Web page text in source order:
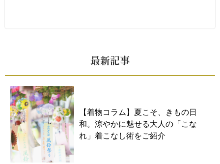
最新記事
【着物コラム】夏こそ、きもの日
和。涼やかに魅せる大人の「こな
れ」着こなし術をご紹介